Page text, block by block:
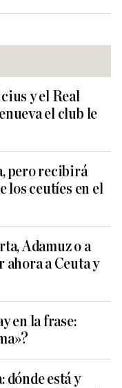
y el Real
el club le
pero recibirá
los ceutíes en el
Adamuz o a
ahora a Ceuta y
en la frase:
dónde está y